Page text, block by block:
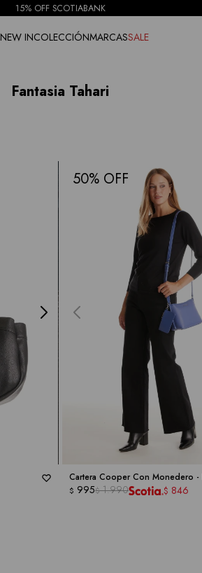
15% OFF SCOTIABANK
NEW INCOLECCIÓNMARCASSALE
Fantasia Tahari
50
Cartera Cooper Con Monedero -
$ 995$ 1.990 $ 846